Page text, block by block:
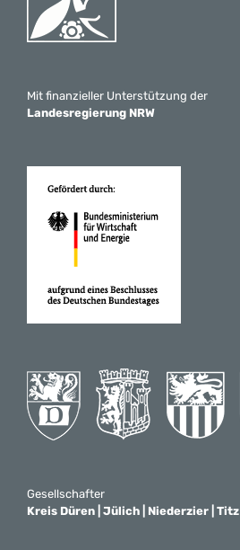
Mit finanzieller Unterstützung der
Landesregierung NRW
Gesellschafter
Kreis Düren | Jülich | Niederzier | Titz